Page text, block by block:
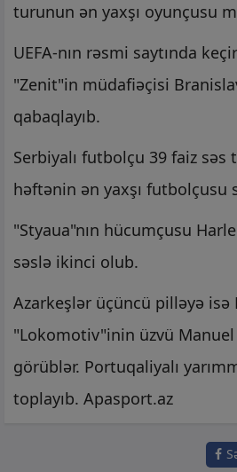
turunun ən yaxşı oyunçusu
UEFA-nın rəsmi saytında
"Zenit"in müdafiəçisi
qabaqlayıb.
Serbiyalı futbolçu 39 faiz səs
həftənin ən yaxşı futbolçusu
"Styaua"nın hücumçusu
səslə ikinci olub.
Azarkeşlər üçüncü pilləyə isə
"Lokomotiv"inin üzvü
görüblər. Portuqaliyalı
toplayıb. Apasport.az